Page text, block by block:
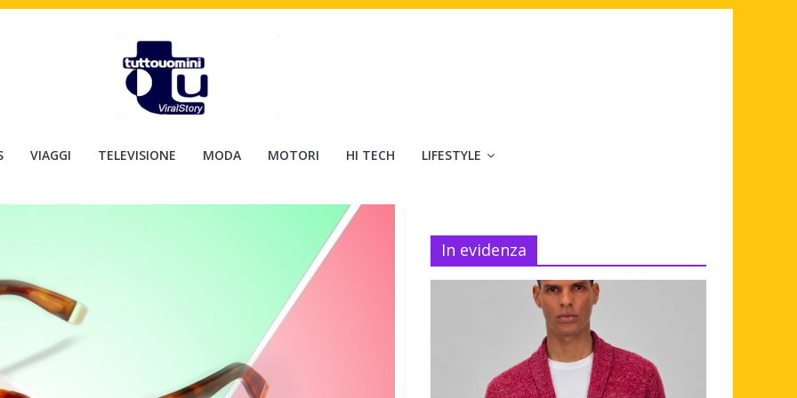
VIAGGI TELEVISIONE MODA MOTORI HI TECH LIFESTYLE
In evidenza